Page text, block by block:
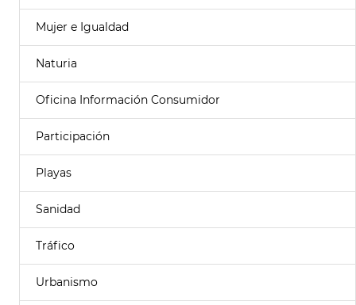
Mujer e Igualdad
Naturia
Oficina Información Consumidor
Participación
Playas
Sanidad
Tráfico
Urbanismo